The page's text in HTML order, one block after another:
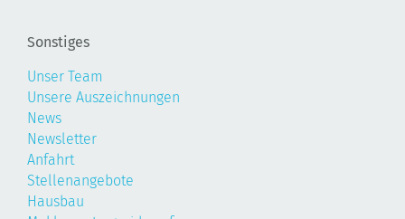
Sonstiges
Unser Team
Unsere Auszeichnungen
News
Newsletter
Anfahrt
Stellenangebote
Hausbau